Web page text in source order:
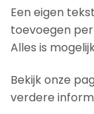
Een eigen
toevoegen
Alles is
Bekijk onze
verdere